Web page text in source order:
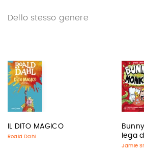
Dello stesso genere
IL DITO MAGICO
Roald Dahl
lega
Jamie